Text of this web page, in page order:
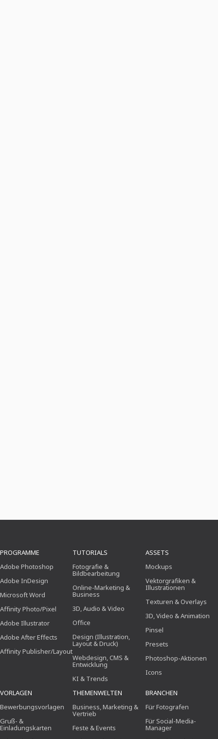
PROGRAMME
Adobe Photoshop
Adobe InDesign
Microsoft Word
Affinity Photo/Pixel
Adobe Illustrator
Adobe After Effects
Affinity Publisher/Layout
TUTORIALS
Fotografie &
Bildbearbeitung
Online-Marketing &
Business
3D, Audio & Video
Office
Design (Illustration,
Layout & Druck)
Webdesign, CMS &
Entwicklung
KI & Trends
ASSETS
Mockups
Vektorgrafiken &
Illustrationen
Texturen & Overlays
3D, Video & Animation
Pinsel
Presets
Photoshop-Aktionen
Icons
VORLAGEN
Bewerbungsvorlagen
Gruß- &
Einladungskarten
THEMENWELTEN
Business, Marketing &
Vertrieb
Feste & Events
BRANCHEN
Für Fotografen
Für Social-Media-
Manager